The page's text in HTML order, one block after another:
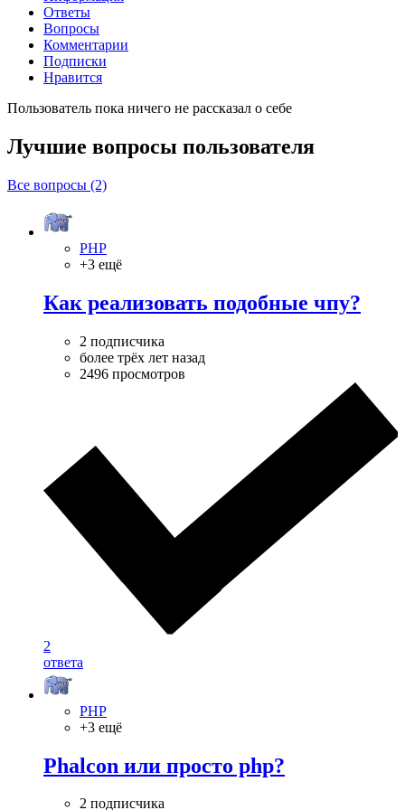
Ответы
Вопросы
Комментарии
Подписки
Нравится
Пользователь пока ничего не рассказал о себе
Лучшие вопросы пользователя
Все вопросы (2)
PHP
+3 ещё
Как реализовать подобные чпу?
2 подписчика
более трёх лет назад
2496 просмотров
2
ответа
PHP
+3 ещё
Phalcon или просто php?
2 подписчика